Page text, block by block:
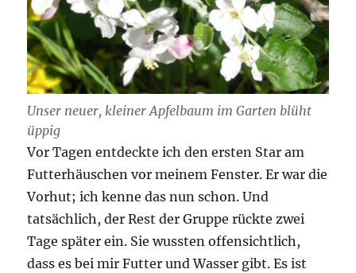
Unser neuer, kleiner Apfelbaum im Garten blüht
üppig
Vor Tagen entdeckte ich den ersten Star am
Futterhäuschen vor meinem Fenster. Er war die
Vorhut; ich kenne das nun schon. Und
tatsächlich, der Rest der Gruppe rückte zwei
Tage später ein. Sie wussten offensichtlich,
dass es bei mir Futter und Wasser gibt. Es ist